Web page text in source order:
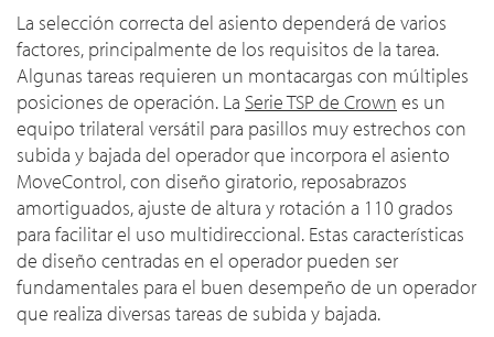
La selección correcta del asiento dependerá de varios
factores, principalmente de los requisitos de la tarea.
Algunas tareas requieren un montacargas con múltiples
posiciones de operación. La Serie TSP de Crown es un
equipo trilateral versátil para pasillos muy estrechos con
subida y bajada del operador que incorpora el asiento
MoveControl, con diseño giratorio, reposabrazos
amortiguados, ajuste de altura y rotación a 110 grados
para facilitar el uso multidireccional. Estas características
de diseño centradas en el operador pueden ser
fundamentales para el buen desempeño de un operador
que realiza diversas tareas de subida y bajada.